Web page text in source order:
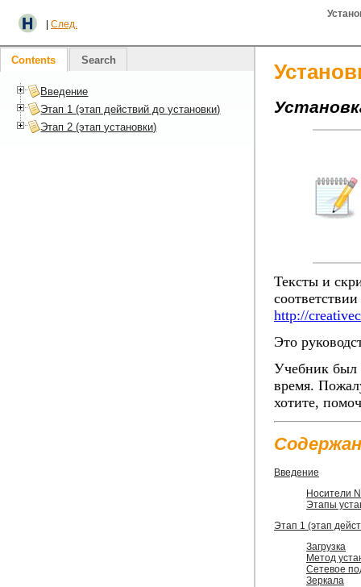
След.
Тексты и
http://
Это
Учебник был
время.
хотите,
Введение
Носители
Этапы
Этап 1 (этап
Загрузка
Метод
Сетевое
Зеркала
Contents Search
Введение
Этап 1 (этап действий до установки)
Этап 2 (этап установки)